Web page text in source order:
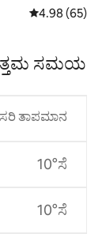
5 ರಲ್ಲಿ 4.98
4.98 (65)
ಸಮಯ
ತಾಪಮಾನ
10°ಸೆ
10°ಸೆ